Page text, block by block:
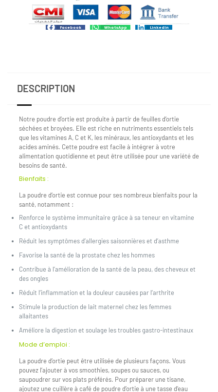
Facebook WhatsApp LinkedIn
DESCRIPTION
Notre poudre d’ortie est produite à partir de feuilles d’ortie
séchées et broyées. Elle est riche en nutriments essentiels tels
que les vitamines A, C et K, les minéraux, les antioxydants et les
acides aminés. Cette poudre est facile à intégrer à votre
alimentation quotidienne et peut être utilisée pour une variété de
besoins de santé.
Bienfaits :
La poudre d’ortie est connue pour ses nombreux bienfaits pour la
santé, notamment :
Renforce le système immunitaire grâce à sa teneur en vitamine
C et antioxydants
Réduit les symptômes d’allergies saisonnières et d’asthme
Favorise la santé de la prostate chez les hommes
Contribue à l’amélioration de la santé de la peau, des cheveux et
des ongles
Réduit l’inflammation et la douleur causées par l’arthrite
Stimule la production de lait maternel chez les femmes
allaitantes
Améliore la digestion et soulage les troubles gastro-intestinaux
Mode d’emploi :
La poudre d’ortie peut être utilisée de plusieurs façons. Vous
pouvez l’ajouter à vos smoothies, soupes ou sauces, ou
saupoudrer sur vos plats préférés. Pour préparer une tisane,
ajoutez une cuillère à café de poudre d’ortie à une tasse d’eau